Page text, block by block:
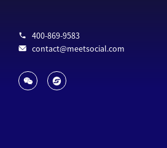
400-869-9583
contact@meetsocial.com